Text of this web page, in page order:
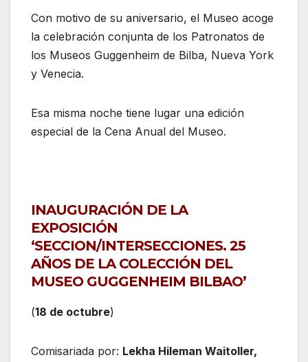
Con motivo de su aniversario, el Museo acoge
la celebración conjunta de los Patronatos de
los Museos Guggenheim de Bilba, Nueva York
y Venecia.
Esa misma noche tiene lugar una edición
especial de la Cena Anual del Museo.
INAUGURACIÓN DE LA
EXPOSICIÓN
‘SECCION/INTERSECCIONES. 25
AÑOS DE LA COLECCIÓN DEL
MUSEO GUGGENHEIM BILBAO’
(18 de octubre)
Comisariada por: Lekha Hileman Waitoller,